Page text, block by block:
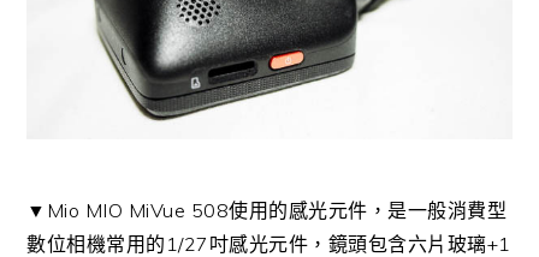
▼Mio MIO MiVue 508使用的感光元件，是一般消費型
數位相機常用的1/27吋感光元件，鏡頭包含六片玻璃+1